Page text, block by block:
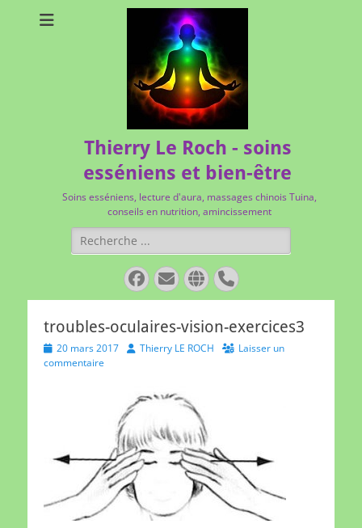
Thierry Le Roch - soins
esséniens et bien-être
Soins esséniens, lecture d'aura, massages chinois Tuina,
conseils en nutrition, amincissement
Rechercher :
Facebook
E-
mail
Site
web
Tél
troubles-oculaires-vision-exercices3
Posted
on
20 mars 2017 Author
Thierry LE ROCH
Laisser un
commentaire